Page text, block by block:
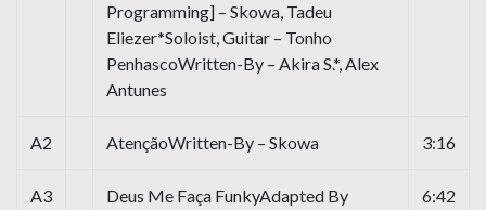
Programming] – Skowa, Tadeu
Eliezer*Soloist, Guitar – Tonho
PenhascoWritten-By – Akira S.*, Alex
Antunes
A2 AtençãoWritten-By – Skowa 3:16
A3
Deus Me Faça FunkyAdapted By
6:42